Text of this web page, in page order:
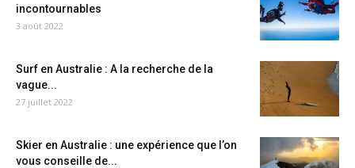
incontournables
3 août 2022
Surf en Australie : A la recherche de la
vague...
27 juillet 2022
Skier en Australie : une expérience que l’on
vous conseille de...